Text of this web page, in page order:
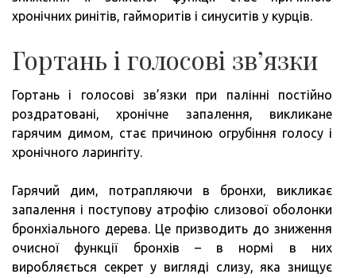
хронічних ринітів, гайморитів і синуситів у курців.
Гортань і голосові зв’язки
Гортань і голосові зв’язки при палінні постійно
роздратовані, хронічне запалення, викликане
гарячим димом, стає причиною огрубіння голосу і
хронічного ларингіту.
Гарячий дим, потрапляючи в бронхи, викликає
запалення і поступову атрофію слизової оболонки
бронхіального дерева. Це призводить до зниження
очисної функції бронхів – в нормі в них
виробляється секрет у вигляді слизу, яка знищує